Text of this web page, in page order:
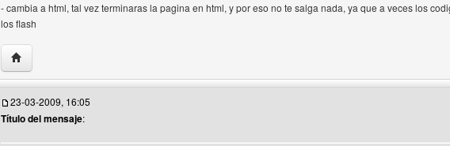
- cambia a html, tal vez terminaras la pagina en html, y por eso no te salga nada, ya que a veces los
los flash
Visitar sitio web del autor: javidj
23-03-2009, 16:05
Título del mensaje: